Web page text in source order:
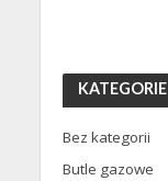
KATEGORIE
Bez kategorii
Butle gazowe